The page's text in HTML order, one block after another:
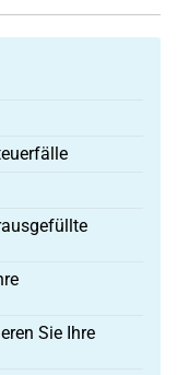
Sie Ihre